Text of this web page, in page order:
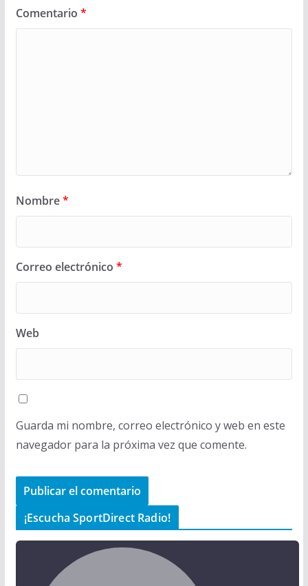
Comentario *
Nombre*
Correo electrónico *
Web
Guarda mi nombre, correo electrónico y web en este
navegador para la próxima vez que comente.
¡Escucha SportDirect Radio!